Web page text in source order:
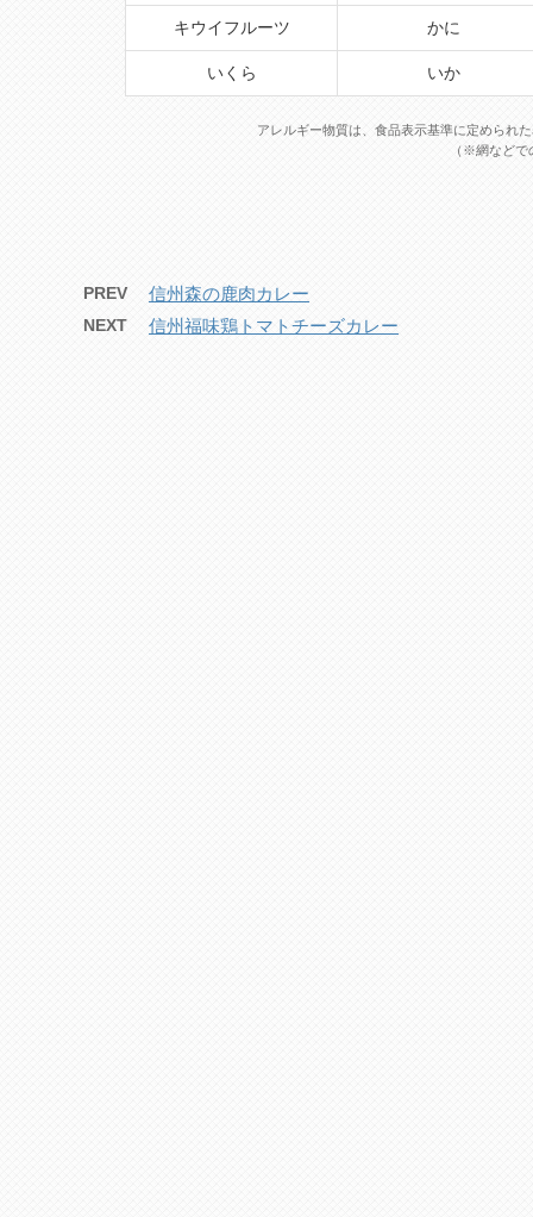
キウイフルーツ かに
いくら いか
アレルギー物質は、食品表示基準に定められ
（※網などで
PREV 信州森の鹿肉カレー
NEXT 信州福味鶏トマトチーズカレー